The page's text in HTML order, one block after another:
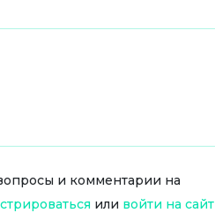
и комментарии на
или войти на сайт